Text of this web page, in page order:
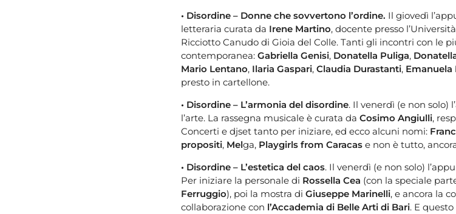
• Disordine – Donne che sovvertono l’ordine. Il giovedì
letteraria curata da Irene Martino, docente presso
Ricciotto Canudo di Gioia del Colle. Tanti gli incontri con le
contemporanea: Gabriella Genisi, Donatella Puliga,
Mario Lentano, Ilaria Gaspari, Claudia Durastanti, Emanuela
presto in cartellone.
• Disordine – L’armonia del disordine. Il venerdì (e non solo)
l’arte. La rassegna musicale è curata da Cosimo Angiulli,
Concerti e djset tanto per iniziare, ed ecco alcuni nomi:
propositi, Melga, Playgirls from Caracas e non è tutto,
• Disordine – L’estetica del caos. Il venerdì (e non solo)
Per iniziare la personale di Rossella Cea (con la speciale
Ferruggio), poi la mostra di Giuseppe Marinelli, e ancora la
collaborazione con l’Accademia di Belle Arti di Bari. E